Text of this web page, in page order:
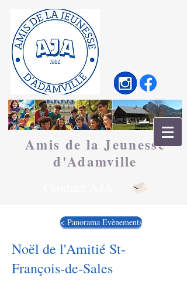
Amis de la Jeunesse
d'Adamville
< Panorama Evènements
Noël de l'Amitié St-
François-de-Sales